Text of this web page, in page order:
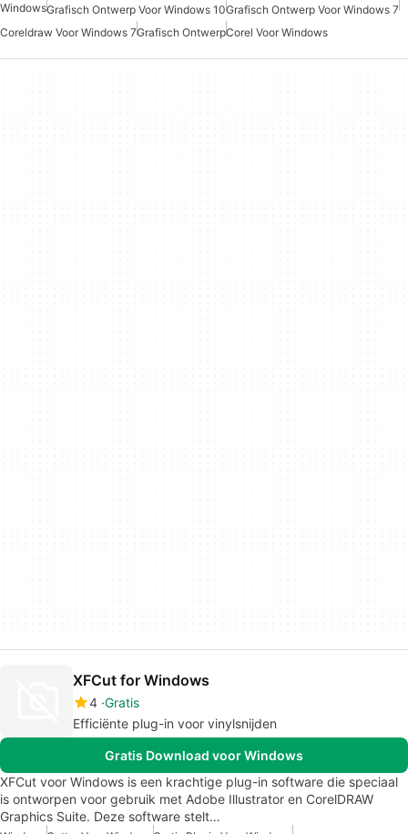
WindowsGrafisch Ontwerp Voor Windows 10Grafisch Ontwerp Voor Windows 7
Coreldraw Voor Windows 7Grafisch OntwerpCorel Voor Windows
XFCut for Windows
4 Gratis
Efficiënte plug-in voor vinylsnijden
Gratis Download voor Windows
XFCut voor Windows is een krachtige plug-in software die speciaal
is ontworpen voor gebruik met Adobe Illustrator en CorelDRAW
Graphics Suite. Deze software stelt…